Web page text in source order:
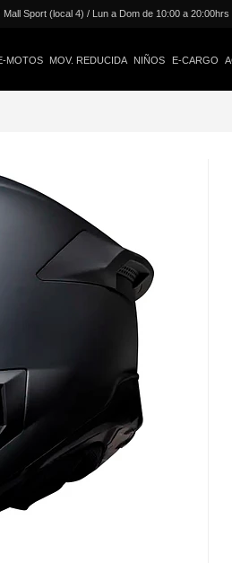
Mall Sport (local 4) / Lun a Dom de 10:00 a 20:00hrs
MOTOS MOV. REDUCIDA NIÑOS E-CARGO